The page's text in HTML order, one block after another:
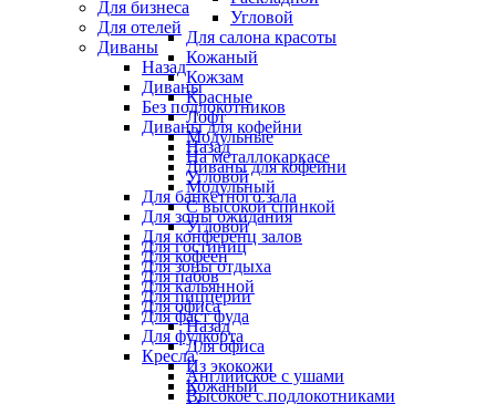
Угловой
Для салона красоты
Кожаный
Кожзам
Красные
Лофт
Модульные
На металлокаркасе
Угловой
Для банкетного зала
Для зоны ожидания
Для конференц залов
Для кофеен
Для пабов
Для пиццерии
Для фаст фуда
Для фудкорта
Кресла
Английское с ушами
Высокое с подлокотниками
Для бизнеса
Для отелей
Диваны
Назад
Диваны
Без подлокотников
Диваны для кофейни
Назад
Диваны для кофейни
Модульный
С высокой спинкой
Угловой
Для гостиниц
Для зоны отдыха
Для кальянной
Для офиса
Назад
Для офиса
Из экокожи
Кожаный